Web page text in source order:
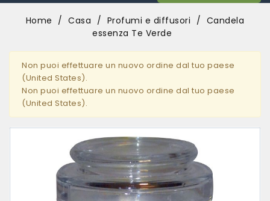
Home Casa Profumi e diffusori
Candela
essenza Te Verde
Non puoi effettuare un nuovo ordine dal tuo paese
(United States).
Non puoi effettuare un nuovo ordine dal tuo paese
(United States).